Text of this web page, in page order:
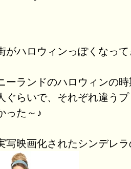
がハロウィンっぽくなって
ーランドのハロウィンの
ぐらいで、それぞれ違う
った～♪
写映画化されたシンデレラ